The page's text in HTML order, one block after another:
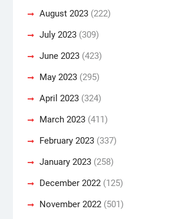
August 2023(222)
July 2023(309)
June 2023(423)
May 2023(295)
April 2023(324)
March 2023(411)
February 2023(337)
January 2023(258)
December 2022(125)
November 2022(501)